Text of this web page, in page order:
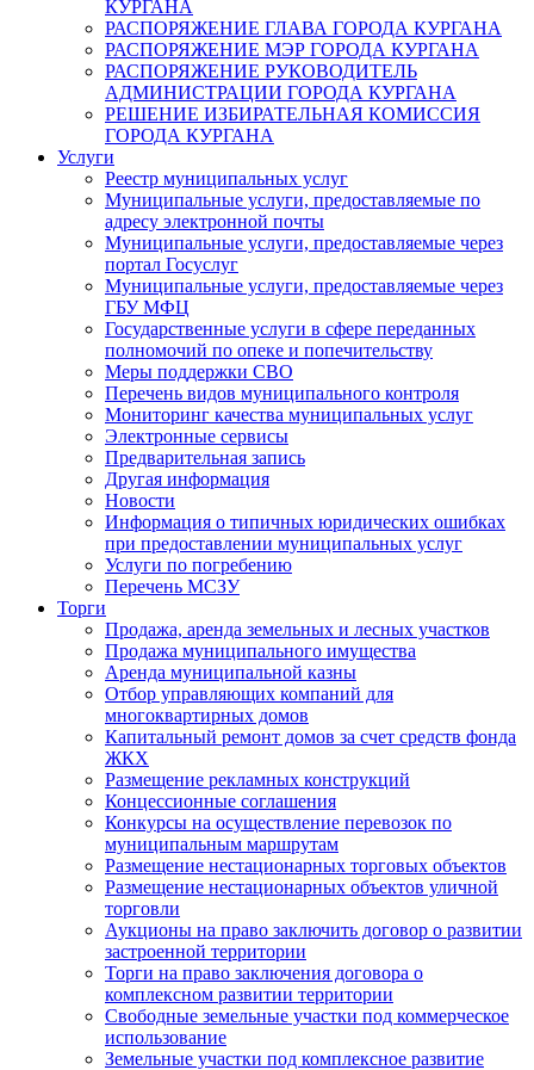
КУРГАНА
РАСПОРЯЖЕНИЕ ГЛАВА ГОРОДА КУРГАНА
РАСПОРЯЖЕНИЕ МЭР ГОРОДА КУРГАНА
РАСПОРЯЖЕНИЕ РУКОВОДИТЕЛЬ
АДМИНИСТРАЦИИ ГОРОДА КУРГАНА
РЕШЕНИЕ ИЗБИРАТЕЛЬНАЯ КОМИССИЯ
ГОРОДА КУРГАНА
Услуги
Реестр муниципальных услуг
Муниципальные услуги, предоставляемые по
адресу электронной почты
Муниципальные услуги, предоставляемые через
портал Госуслуг
Муниципальные услуги, предоставляемые через
ГБУ МФЦ
Государственные услуги в сфере переданных
полномочий по опеке и попечительству
Меры поддержки СВО
Перечень видов муниципального контроля
Мониторинг качества муниципальных услуг
Электронные сервисы
Предварительная запись
Другая информация
Новости
Информация о типичных юридических ошибках
при предоставлении муниципальных услуг
Услуги по погребению
Перечень МСЗУ
Торги
Продажа, аренда земельных и лесных участков
Продажа муниципального имущества
Аренда муниципальной казны
Отбор управляющих компаний для
многоквартирных домов
Капитальный ремонт домов за счет средств фонда
ЖКХ
Размещение рекламных конструкций
Концессионные соглашения
Конкурсы на осуществление перевозок по
муниципальным маршрутам
Размещение нестационарных торговых объектов
Размещение нестационарных объектов уличной
торговли
Аукционы на право заключить договор о развитии
застроенной территории
Торги на право заключения договора о
комплексном развитии территории
Свободные земельные участки под коммерческое
использование
Земельные участки под комплексное развитие